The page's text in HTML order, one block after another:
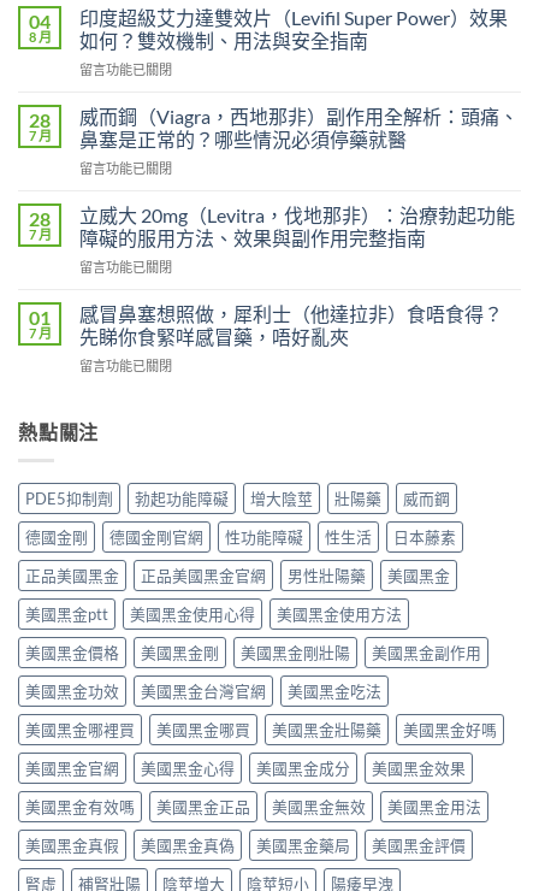
期
服
用
雙
犀
利
士
會
癮
嗎？
效
利
士
副
大
嗎？
賴
性、
停
藥
反
應
與
安
全
用
法
完
整
解
析〉
中
04
8 月
印度超級艾力達雙效片（Levifil Super Power）效果
如何？雙效機制、用法與安全指南
在
度
超
級
艾
達
雙
效
片
Super
Power）
果
雙
制、
用
法
與
安
全
指
南〉
中
留言功能已關閉
28
7 月
威而鋼（Viagra，西地那非）副作用全解析：頭痛、
鼻塞是正常的？哪些情況必須停藥就醫
在
而
鋼
（Viagra，
西
那
非）
副
作
解
痛、
鼻
塞
是
正
常
的？
哪
些
情
況
必
須
停
藥
就
醫〉
中
留言功能已關閉
28
7 月
立威大 20mg（Levitra，伐地那非）：治療勃起功能
障礙的服用方法、效果與副作用完整指南
在
威
大
20mg（Levitra，
伐
非）：
勃
起
功
能
障
礙
的
服
用
方
法、
效
果
與
副
作
用
完
整
指
留言功能已關閉
01
7 月
感冒鼻塞想照做，犀利士（他達拉非）食唔食得？
先睇你食緊咩感冒藥，唔好亂夾
在
鼻
塞
照
做，
犀
利
士
（他
達
拉
非）
食
唔
食
得？
先
睇
你
食
緊
咩
感
留言功能已關閉
熱點關注
PDE5抑制劑 勃起功能障礙 增大陰莖 壯陽藥
威而鋼
德國金剛
德國金剛官網 性功能障礙 性生活
日本藤素
正品美國黑金
正品美國黑金官網 男性壯陽藥
美國黑金
美國黑金ptt
美國黑金使用心得
美國黑金使用方法
美國黑金價格
美國黑金剛 美國黑金剛壯陽
美國黑金副作用
美國黑金功效
美國黑金台灣官網
美國黑金吃法
美國黑金哪裡買
美國黑金哪買 美國黑金壯陽藥
美國黑金好嗎
美國黑金官網
美國黑金心得 美國黑金成分
美國黑金效果
美國黑金有效嗎
美國黑金正品 美國黑金無效
美國黑金用法
美國黑金真假
美國黑金真偽 美國黑金藥局
美國黑金評價
腎虛
補腎壯陽 陰莖增大 陰莖短小 陽痿早洩